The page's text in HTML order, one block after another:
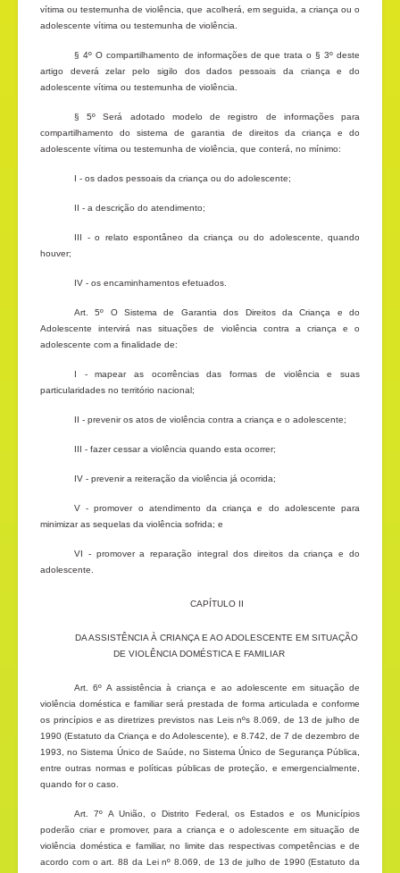
vítima ou testemunha de violência, que acolherá, em seguida, a criança ou o
adolescente vítima ou testemunha de violência.
§ 4º O compartilhamento de informações de que trata o § 3º deste
artigo deverá zelar pelo sigilo dos dados pessoais da criança e do
adolescente vítima ou testemunha de violência.
§ 5º Será adotado modelo de registro de informações para
compartilhamento do sistema de garantia de direitos da criança e do
adolescente vítima ou testemunha de violência, que conterá, no mínimo:
I - os dados pessoais da criança ou do adolescente;
II - a descrição do atendimento;
III - o relato espontâneo da criança ou do adolescente, quando
houver;
IV - os encaminhamentos efetuados.
Art. 5º O Sistema de Garantia dos Direitos da Criança e do
Adolescente intervirá nas situações de violência contra a criança e o
adolescente com a finalidade de:
I - mapear as ocorrências das formas de violência e suas
particularidades no território nacional;
II - prevenir os atos de violência contra a criança e o adolescente;
III - fazer cessar a violência quando esta ocorrer;
IV - prevenir a reiteração da violência já ocorrida;
V - promover o atendimento da criança e do adolescente para
minimizar as sequelas da violência sofrida; e
VI - promover a reparação integral dos direitos da criança e do
adolescente.
CAPÍTULO II
DA ASSISTÊNCIA À CRIANÇA E AO ADOLESCENTE EM SITUAÇÃO
DE VIOLÊNCIA DOMÉSTICA E FAMILIAR
Art. 6º A assistência à criança e ao adolescente em situação de
violência doméstica e familiar será prestada de forma articulada e conforme
os princípios e as diretrizes previstos nas Leis nºs 8.069, de 13 de julho de
1990 (Estatuto da Criança e do Adolescente), e 8.742, de 7 de dezembro de
1993, no Sistema Único de Saúde, no Sistema Único de Segurança Pública,
entre outras normas e políticas públicas de proteção, e emergencialmente,
quando for o caso.
Art. 7º A União, o Distrito Federal, os Estados e os Municípios
poderão criar e promover, para a criança e o adolescente em situação de
violência doméstica e familiar, no limite das respectivas competências e de
acordo com o art. 88 da Lei nº 8.069, de 13 de julho de 1990 (Estatuto da